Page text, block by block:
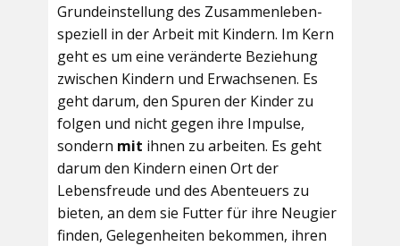
Grundeinstellung des Zusammenleben-
speziell in der Arbeit mit Kindern. Im Kern
geht es um eine veränderte Beziehung
zwischen Kindern und Erwachsenen. Es
geht darum, den Spuren der Kinder zu
folgen und nicht gegen ihre Impulse,
sondern mit ihnen zu arbeiten. Es geht
darum den Kindern einen Ort der
Lebensfreude und des Abenteuers zu
bieten, an dem sie Futter für ihre Neugier
finden, Gelegenheiten bekommen, ihren